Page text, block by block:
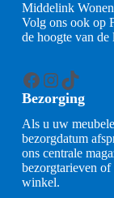
Middelink
Volg ons ook op
de hoogte van
Facebook
Instagram
TikTok
Bezorging
Als u uw
bezorgdatum
ons centrale
bezorgtarieven
winkel.